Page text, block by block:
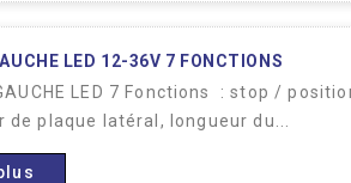
LED 12-36V 7 FONCTIONS
GAUCHE LED 7 Fonctions : stop /
de plaque latéral, longueur du...